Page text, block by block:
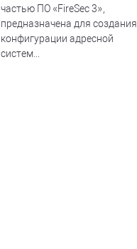
частью ПО «FireSec 3»,
предназначена для создания
конфигурации адресной
систем...